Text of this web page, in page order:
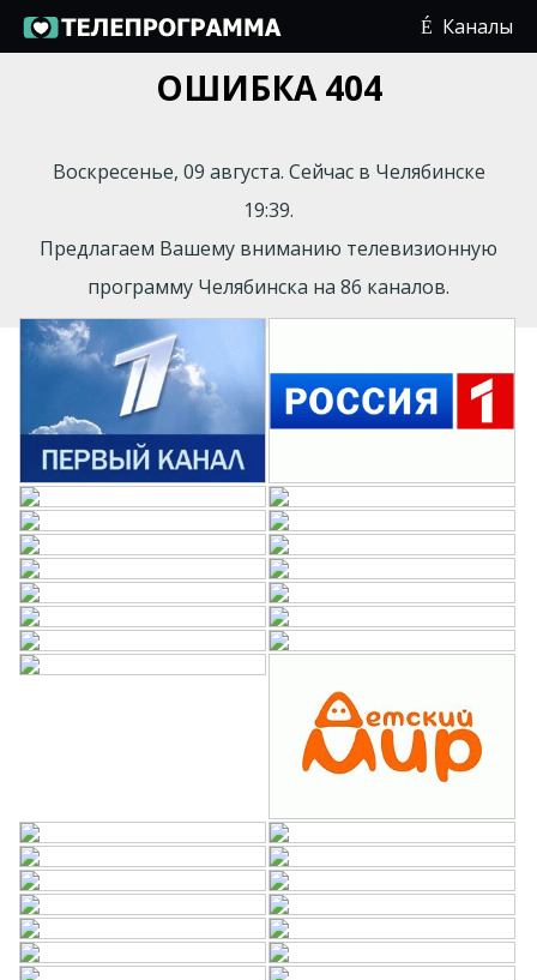
Каналы
ОШИБКА 404
Воскресенье, 09 августа. Сейчас в Челябинске
19:39.
Предлагаем Вашему вниманию телевизионную
программу Челябинска на 86 каналов.